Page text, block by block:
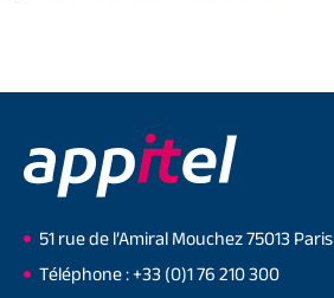
51 rue de l’Amiral Mouchez 75013 Paris
Téléphone : +33 (0)1 76 210 300